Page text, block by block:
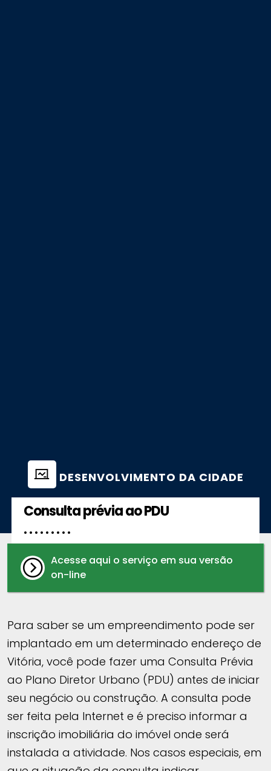
DESENVOLVIMENTO DA CIDADE
Consulta prévia ao PDU
. . . . . . . . .
Acesse aqui o serviço em sua versão
on-line
Para saber se um empreendimento pode ser
implantado em um determinado endereço de
Vitória, você pode fazer uma Consulta Prévia
ao Plano Diretor Urbano (PDU) antes de iniciar
seu negócio ou construção. A consulta pode
ser feita pela Internet e é preciso informar a
inscrição imobiliária do imóvel onde será
instalada a atividade. Nos casos especiais, em